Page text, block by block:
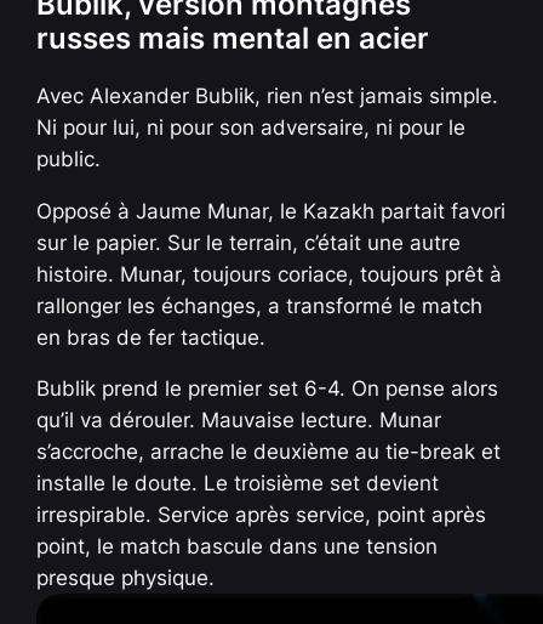
russes mais mental en acier
Avec Alexander Bublik, rien n’est jamais simple.
Ni pour lui, ni pour son adversaire, ni pour le
public.
Opposé à Jaume Munar, le Kazakh partait favori
sur le papier. Sur le terrain, c’était une autre
histoire. Munar, toujours coriace, toujours prêt à
rallonger les échanges, a transformé le match
en bras de fer tactique.
Bublik prend le premier set 6-4. On pense alors
qu’il va dérouler. Mauvaise lecture. Munar
s’accroche, arrache le deuxième au tie-break et
installe le doute. Le troisième set devient
irrespirable. Service après service, point après
point, le match bascule dans une tension
presque physique.